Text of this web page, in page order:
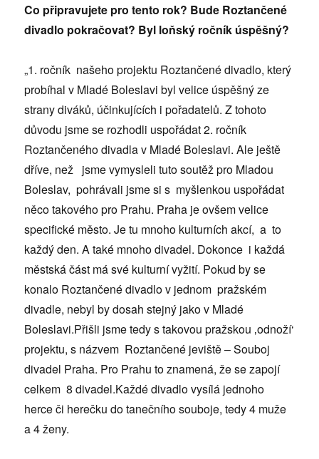
Co připravujete pro tento rok? Bude Roztančené
divadlo pokračovat? Byl loňský ročník úspěšný?
„1. ročník našeho projektu Roztančené divadlo, který
probíhal v Mladé Boleslavi byl velice úspěšný ze
strany diváků, účinkujících i pořadatelů. Z tohoto
důvodu jsme se rozhodli uspořádat 2. ročník
Roztančeného divadla v Mladé Boleslavi. Ale ještě
dříve, než jsme vymysleli tuto soutěž pro Mladou
Boleslav, pohrávali jsme si s myšlenkou uspořádat
něco takového pro Prahu. Praha je ovšem velice
specifické město. Je tu mnoho kulturních akcí, a to
každý den. A také mnoho divadel. Dokonce i každá
městská část má své kulturní vyžití. Pokud by se
konalo Roztančené divadlo v jednom pražském
divadle, nebyl by dosah stejný jako v Mladé
Boleslavi.Přišli jsme tedy s takovou pražskou ‚odnoží‘
projektu, s názvem Roztančené jeviště – Souboj
divadel Praha. Pro Prahu to znamená, že se zapojí
celkem 8 divadel.Každé divadlo vysílá jednoho
herce či herečku do tanečního souboje, tedy 4 muže
a 4 ženy.